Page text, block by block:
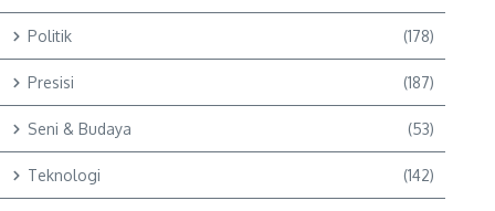
Politik (178)
Presisi (187)
Seni & Budaya (53)
Teknologi (142)